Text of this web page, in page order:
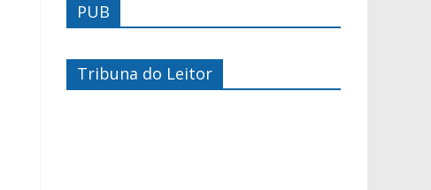
PUB
Tribuna do Leitor